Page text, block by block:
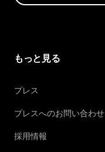
もっと見る
プレス
プレスへのお問い合わせ
採用情報